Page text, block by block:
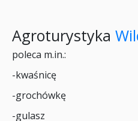
Agroturystyka
poleca m.in.:
-kwaśnicę
-grochówkę
-gulasz